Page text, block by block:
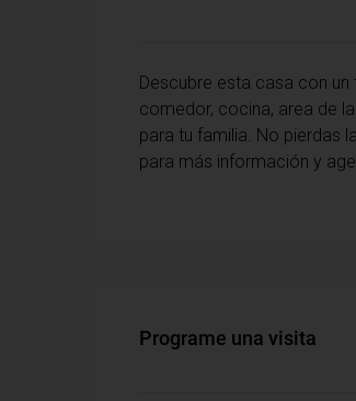
Descubre esta casa con
comedor, cocina, area de
para tu familia. No pierdas
para más información y
Programe una visita